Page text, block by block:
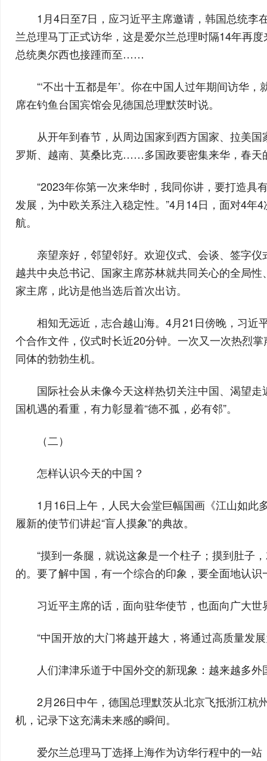
1月4日至7日，应习近平主席邀请，韩国总统
兰总理马丁正式访华，这是爱尔兰总理时隔14年再
总统奥尔西也接踵而至……
“‘不出十五都是年’。你在中国人过年期间访华
席在钓鱼台国宾馆会见德国总理默茨时说。
从开年到春节，从周边国家到西方国家、拉美
罗斯、越南、莫桑比克……多国政要密集来华，春天
“2023年你第一次来华时，我同你讲，要打造
发展，为中欧关系注入稳定性。”4月14日，面对4
航。
亲望亲好，邻望邻好。欢迎仪式、会谈、签字
越共中央总书记、国家主席苏林就共同关心的全局
家主席，此访是他当选后首次出访。
相知无远近，志合越山海。4月21日傍晚，习
个合作文件，仪式时长近20分钟。一次又一次热烈
同体的勃勃生机。
国际社会从未像今天这样热切关注中国、渴望
国机遇的看重，有力彰显着“德不孤，必有邻”。
（二）
怎样认识今天的中国？
1月16日上午，人民大会堂巨幅国画《江山如
履新的使节们讲起“盲人摸象”的典故。
“摸到一条腿，就说这象是一个柱子；摸到肚子
的。要了解中国，有一个综合的印象，要全面地认识
习近平主席的话，面向驻华使节，也面向广大世
“中国开放的大门将越开越大，将通过高质量发
人们津津乐道于中国外交的新现象：越来越多
2月26日中午，德国总理默茨从北京飞抵浙江杭
机，记录下这充满未来感的瞬间。
爱尔兰总理马丁选择上海作为访华行程中的一